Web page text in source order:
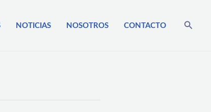
NOTICIAS NOSOTROS CONTACTO Buscar